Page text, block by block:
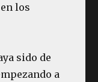
los
sido de
a